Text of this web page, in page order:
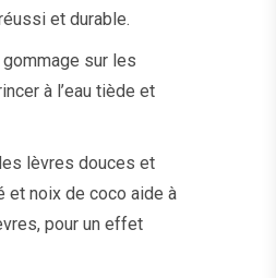
et durable.
sur les
à l’eau tiède et
lèvres douces et
et noix de coco aide à
pour un effet